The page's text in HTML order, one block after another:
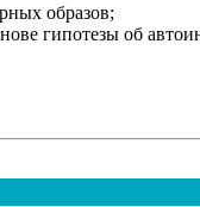
образов;
гипотезы об